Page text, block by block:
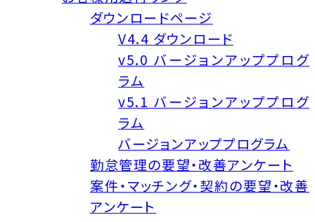
ダウンロードページ
V4.4 ダウンロード
v5.0 バージョンアッププログ
ラム
v5.1 バージョンアッププログ
ラム
バージョンアッププログラム
勤怠管理の要望・改善アンケート
案件・マッチング・契約の要望・改善
アンケート